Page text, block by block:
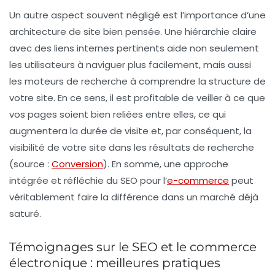
Un autre aspect souvent négligé est l’importance d’une
architecture de site bien pensée. Une hiérarchie claire
avec des liens internes pertinents aide non seulement
les utilisateurs à naviguer plus facilement, mais aussi
les moteurs de recherche à comprendre la structure de
votre site. En ce sens, il est profitable de veiller à ce que
vos pages soient bien reliées entre elles, ce qui
augmentera la durée de visite et, par conséquent, la
visibilité de votre site dans les résultats de recherche
(source : Conversion). En somme, une approche
intégrée et réfléchie du SEO pour l’e-commerce peut
véritablement faire la différence dans un marché déjà
saturé.
Témoignages sur le SEO et le commerce
électronique : meilleures pratiques